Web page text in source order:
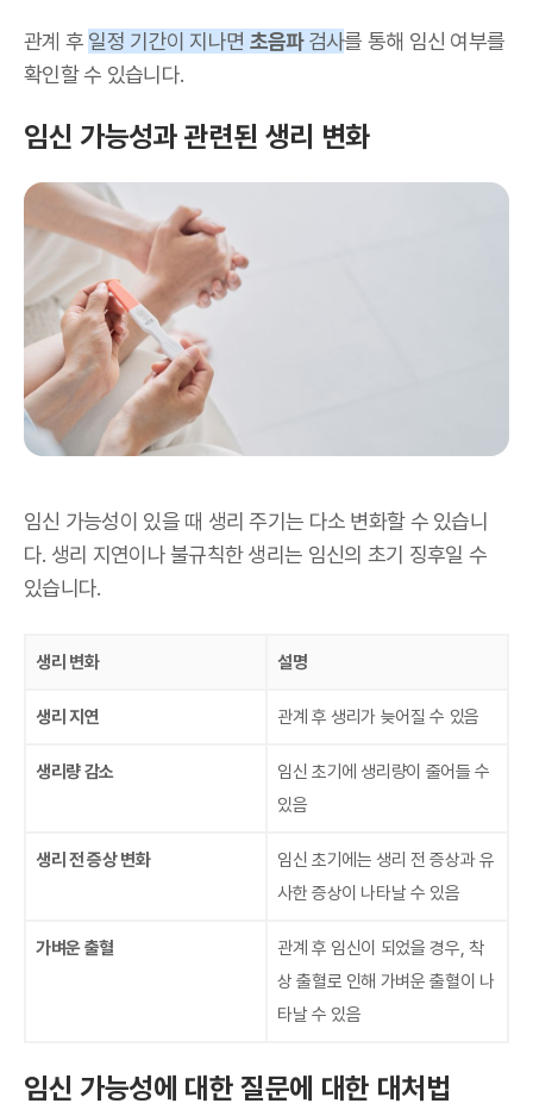
관계 후 일정 기간이 지나면 초음파검사를 통해 임신 여부를
확인할 수 있습니다.
임신 가능성과 관련된 생리 변화
임신 가능성이 있을 때 생리 주기는 다소 변화할 수 있습니
다. 생리 지연이나 불규칙한 생리는 임신의 초기 징후일 수
있습니다.
생리 변화 설명
생리 지연 관계 후 생리가 늦어질 수 있음
생리량 감소
임신 초기에 생리량이 줄어들 수
있음
생리 전 증상 변화
임신 초기에는 생리 전 증상과 유
사한 증상이 나타날 수 있음
가벼운 출혈
관계 후 임신이 되었을 경우, 착
상 출혈로 인해 가벼운 출혈이 나
타날 수 있음
임신 가능성에 대한 질문에 대한 대처법